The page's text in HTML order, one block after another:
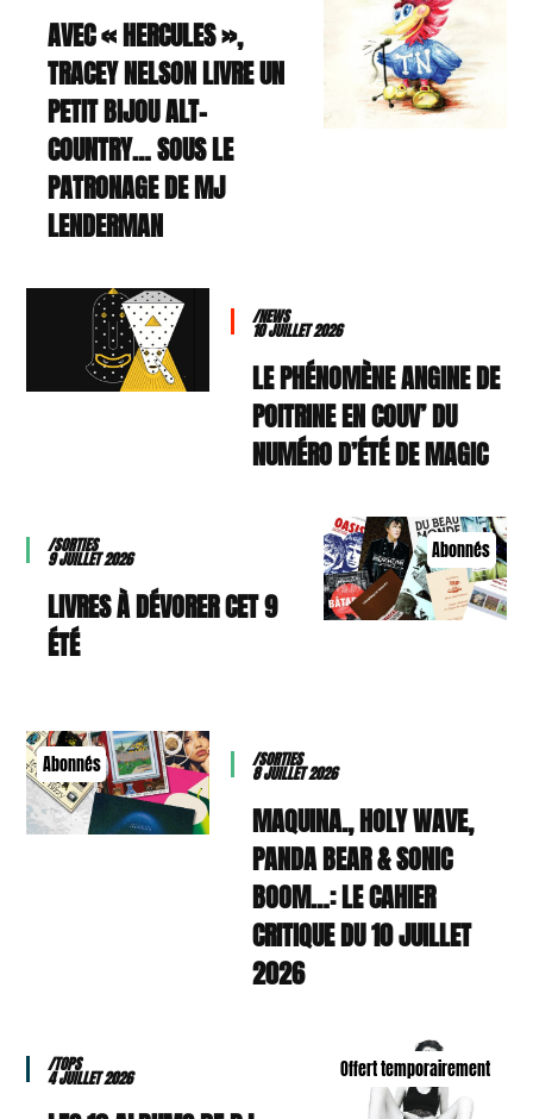
AVEC « HERCULES »,
TRACEY NELSON LIVRE UN
PETIT BIJOU ALT-
COUNTRY… SOUS LE
PATRONAGE DE MJ
LENDERMAN
/NEWS
10 JUILLET 2026
LE PHÉNOMÈNE ANGINE DE
POITRINE EN COUV’ DU
NUMÉRO D’ÉTÉ DE MAGIC
Abonnés
/SORTIES
9 JUILLET 2026
9 LIVRES À DÉVORER CET
ÉTÉ
Abonnés /SORTIES
8 JUILLET 2026
MAQUINA., HOLY WAVE,
PANDA BEAR & SONIC
BOOM…: LE CAHIER
CRITIQUE DU 10 JUILLET
2026
Offert temporairement
/TOPS
4 JUILLET 2026